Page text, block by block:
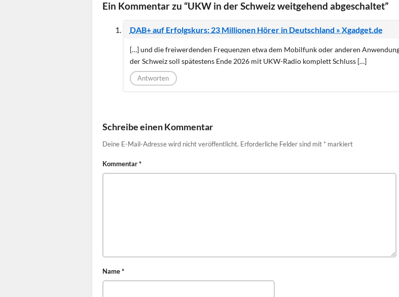
Ein Kommentar zu “UKW in der Schweiz weitgehend abgeschaltet”
DAB+ auf Erfolgskurs: 23 Millionen Hörer in Deutschland » Xgadget.de
[…] und die freiwerdenden Frequenzen etwa dem Mobilfunk oder anderen
der Schweiz soll spätestens Ende 2026 mit UKW-Radio komplett Schluss […]
Antworten
Schreibe einen Kommentar
Deine E-Mail-Adresse wird nicht veröffentlicht. Erforderliche Felder sind mit * markiert
Kommentar*
Name*